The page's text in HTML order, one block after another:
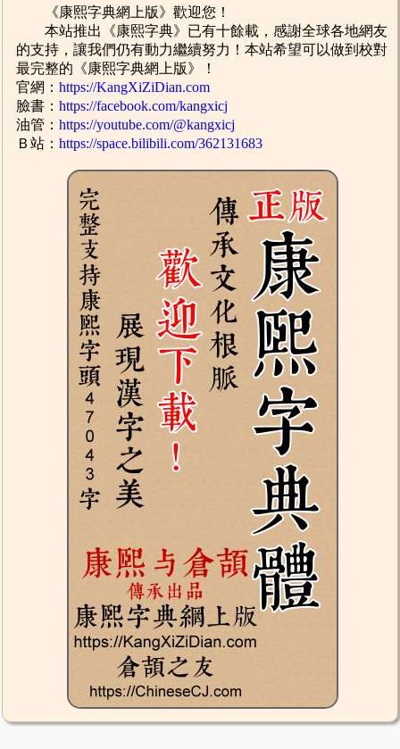
《康熙字典網上版》歡迎您！
本站推出《康熙字典》已有十餘載，感謝全球各地網友
的支持，讓我們仍有動力繼續努力！本站希望可以做到校對
最完整的《康熙字典網上版》！
官網：https://KangXiZiDian.com
臉書：https://facebook.com/kangxicj
油管：https://youtube.com/@kangxicj
Ｂ站：https://space.bilibili.com/362131683